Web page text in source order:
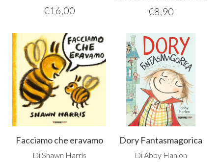
€16,00 €8,90
Facciamo che eravamo
Di Shawn Harris
Dory Fantasmagorica
Di Abby Hanlon